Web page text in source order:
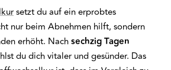
setzt du auf ein erprobtes
nur beim Abnehmen hilft, sondern
erhöht. Nachsechzig Tagen
du dich vitaler und gesünder. Das